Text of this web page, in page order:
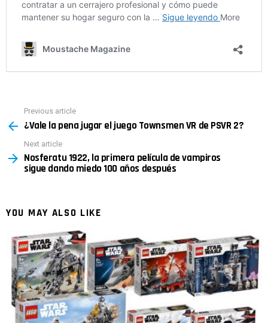
more
Previous article
¿Vale la pena jugar el juego Townsmen VR de PSVR 2?
Next article
Nosferatu 1922, la primera película de vampiros
sigue dando miedo 100 años después
YOU MAY ALSO LIKE